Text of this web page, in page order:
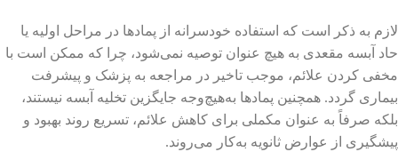
لازم به ذکر است که استفاده خودسرانه از پمادها در مراحل اولیه یا
حاد آبسه مقعدی به هیچ عنوان توصیه نمی‌شود، چرا که ممکن است با
مخفی کردن علائم، موجب تاخیر در مراجعه به پزشک و پیشرفت
بیماری گردد. همچنین پمادها به‌هیچ‌وجه جایگزین تخلیه آبسه نیستند،
بلکه صرفاً به عنوان مکملی برای کاهش علائم، تسریع روند بهبود و
پیشگیری از عوارض ثانویه به‌کار می‌روند.